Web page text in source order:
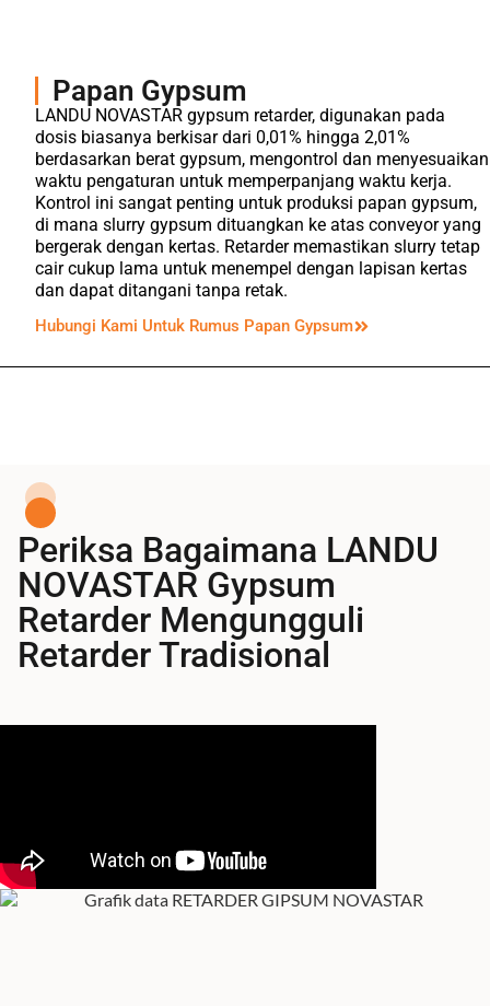
Papan Gypsum
LANDU NOVASTAR gypsum retarder, digunakan pada
dosis biasanya berkisar dari 0,01% hingga 2,01%
berdasarkan berat gypsum, mengontrol dan menyesuaikan
waktu pengaturan untuk memperpanjang waktu kerja.
Kontrol ini sangat penting untuk produksi papan gypsum,
di mana slurry gypsum dituangkan ke atas conveyor yang
bergerak dengan kertas. Retarder memastikan slurry tetap
cair cukup lama untuk menempel dengan lapisan kertas
dan dapat ditangani tanpa retak.
Hubungi Kami Untuk Rumus Papan Gypsum
Periksa Bagaimana LANDU
NOVASTAR Gypsum
Retarder Mengungguli
Retarder Tradisional